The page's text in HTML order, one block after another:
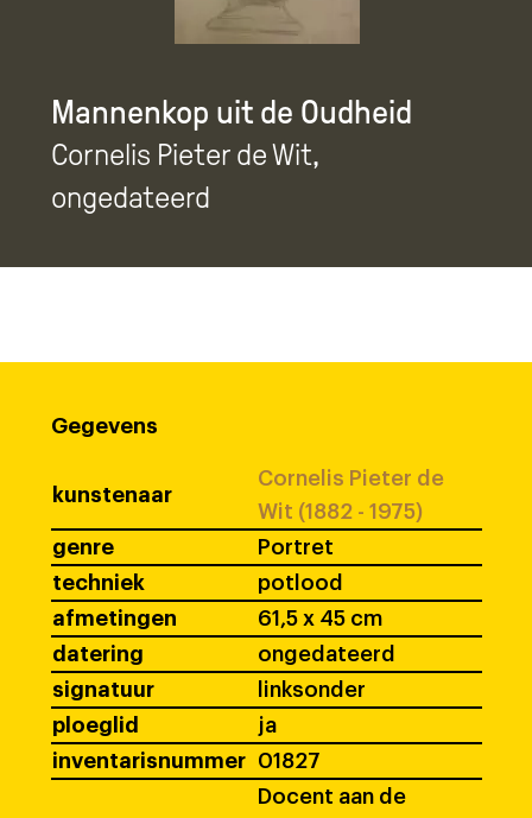
Mannenkop uit de Oudheid
Cornelis Pieter de Wit,
ongedateerd
Gegevens
kunstenaar
Cornelis Pieter de
Wit (1882 - 1975)
genre
Portret
techniek
potlood
afmetingen
61,5 x 45 cm
datering
ongedateerd
signatuur
linksonder
ploeglid
ja
inventarisnummer
01827
Docent aan de